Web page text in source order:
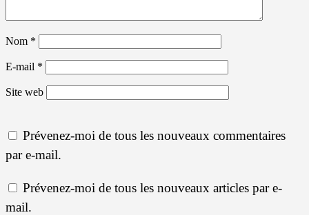
Nom *
E-mail *
Site web
Prévenez-moi de tous les nouveaux commentaires
par e-mail.
Prévenez-moi de tous les nouveaux articles par e-
mail.